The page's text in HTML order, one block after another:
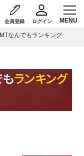
会員登録 ログイン
MTなんでもランキング